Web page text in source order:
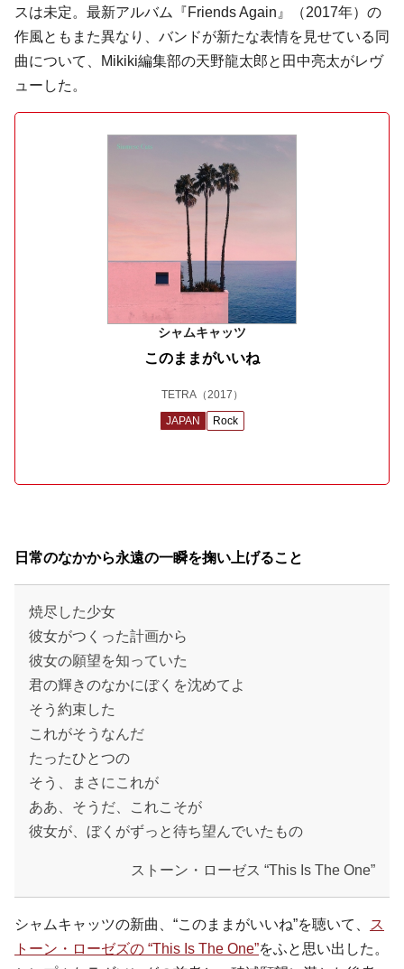
スは未定。最新アルバム『Friends Again』（2017年）の
作風ともまた異なり、バンドが新たな表情を見せている同
曲について、Mikiki編集部の天野龍太郎と田中亮太がレヴ
ューした。
シャムキャッツ
このままがいいね
TETRA（2017）
JAPAN Rock
日常のなかから永遠の一瞬を掬い上げること
焼尽した少女
彼女がつくった計画から
彼女の願望を知っていた
君の輝きのなかにぼくを沈めてよ
そう約束した
これがそうなんだ
たったひとつの
そう、まさにこれが
ああ、そうだ、これこそが
彼女が、ぼくがずっと待ち望んでいたもの
ストーン・ローゼス “This Is The One”
シャムキャッツの新曲、“このままがいいね”を聴いて、
ス
トーン・ローゼズの “This Is The One”をふと思い出した。